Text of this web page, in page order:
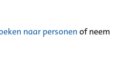
naar personen of neem